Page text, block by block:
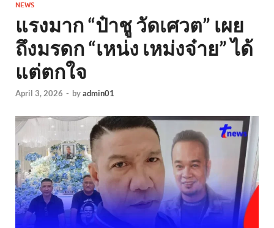
NEWS
แรงมาก “ป๋าชู วัดเศวต” เผย
ถึงมรดก “เหน่ง เหม่งจ๋าย” ได้
แต่ตกใจ
April 3, 2026 - byadmin01